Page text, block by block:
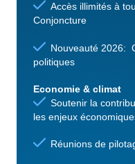
Accès illimités à
Conjoncture
Nouveauté 2026:
politiques
Economie & climat
Soutenir la
les enjeux
Réunions de